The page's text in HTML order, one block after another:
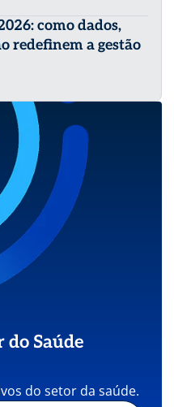
como dados,
redefinem a gestão
do Saúde
do setor da saúde.